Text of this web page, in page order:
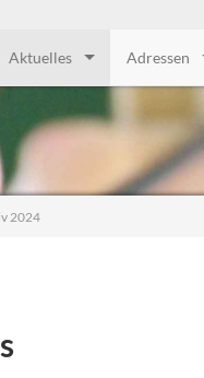
Aktuelles Adressen
2024